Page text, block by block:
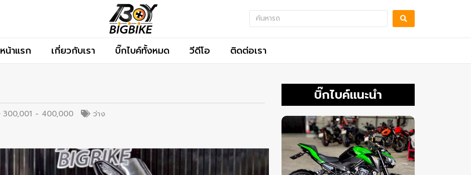
หน้าแรก เกี่ยวกับเรา บิ๊กไบค์ทั้งหมด วีดีโอ ติดต่อเรา
300,001 - 400,000 ว่าง
บิ๊กไบค์แนะนำ